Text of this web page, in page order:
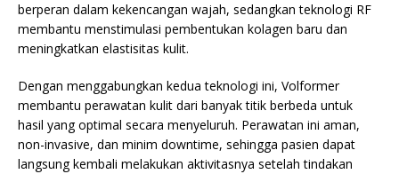
berperan dalam kekencangan wajah, sedangkan teknologi RF
membantu menstimulasi pembentukan kolagen baru dan
meningkatkan elastisitas kulit.
Dengan menggabungkan kedua teknologi ini, Volformer
membantu perawatan kulit dari banyak titik berbeda untuk
hasil yang optimal secara menyeluruh. Perawatan ini aman,
non-invasive, dan minim downtime, sehingga pasien dapat
langsung kembali melakukan aktivitasnya setelah tindakan